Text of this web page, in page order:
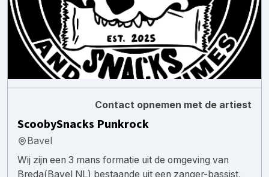
Contact opnemen met de artiest
ScoobySnacks Punkrock
Bavel
Wij zijn een 3 mans formatie uit de omgeving van
Breda(Bavel NL) bestaande uit een zanger-bassist,